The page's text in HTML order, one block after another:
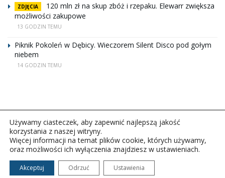
ZDJĘCIA
120 mln zł na skup zbóż i rzepaku. Elewarr zwiększa
możliwości zakupowe
13 GODZIN TEMU
Piknik Pokoleń w Dębicy. Wieczorem Silent Disco pod gołym
niebem
14 GODZIN TEMU
Copyright © 2026Polskie Radio Rzeszów S.A. w likwidacj.
Wszelkie prawa zastrzeżone.
Używamy ciasteczek, aby zapewnić najlepszą jakość
korzystania z naszej witryny.
Więcej informacji na temat plików cookie, których używamy,
oraz możliwości ich wyłączenia znajdziesz w ustawieniach.
Akceptuj Odrzuć Ustawienia